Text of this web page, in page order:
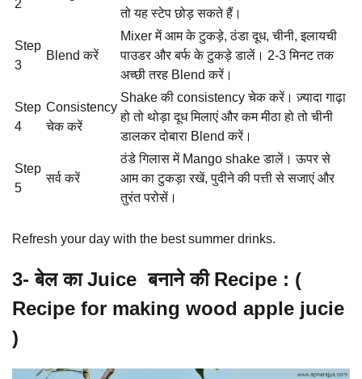
2
तो यह स्टेप छोड़ सकते हैं।
Step
3
Blend करें
Mixer में आम के टुकड़े, ठंडा दूध, चीनी, इलायची
पाउडर और बर्फ के टुकड़े डालें। 2-3 मिनट तक
अच्छी तरह Blend करें।
Step
4
Consistency
चेक करें
Shake की consistency चेक करें। ज़्यादा गाढ़ा
हो तो थोड़ा दूध मिलाएं और कम मीठा हो तो चीनी
डालकर दोबारा Blend करें।
Step
5
सर्व करें
ठंडे गिलास में Mango shake डालें। ऊपर से
आम का टुकड़ा रखें, पुदीने की पत्ती से सजाएं और
तुरंत परोसें।
Refresh your day with the best summer drinks.
3- बेल का Juice बनाने की Recipe : (
Recipe for making wood apple jucie
)